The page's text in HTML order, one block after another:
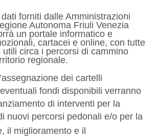
forniti dalle Amministrazioni
Autonoma Friuli Venezia
un portale informatico e
cartacei e online, con tutte
utili circa i percorsi di cammino
regionale.
dei cartelli
fondi disponibili verranno
di interventi per la
nuovi percorsi pedonali e/o per la
il miglioramento e il